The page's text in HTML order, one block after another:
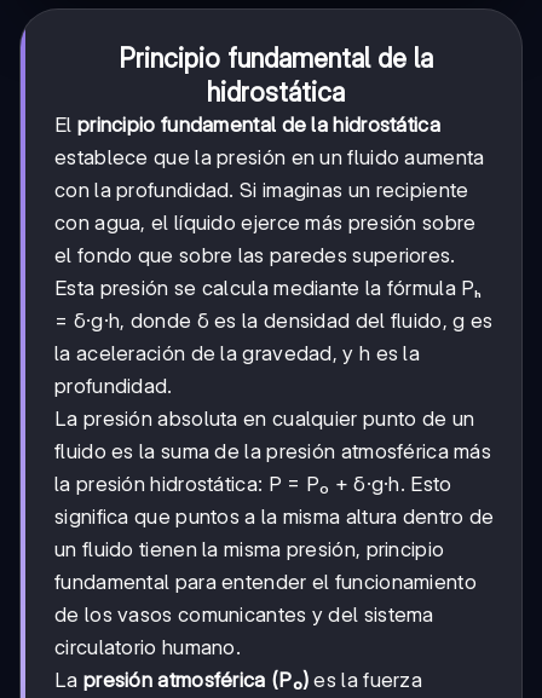
Principio fundamental de la
hidrostática
El principio fundamental de la hidrostática
establece que la presión en un fluido aumenta
con la profundidad. Si imaginas un recipiente
con agua, el líquido ejerce más presión sobre
el fondo que sobre las paredes superiores.
Esta presión se calcula mediante la fórmula Pₕ
= δ·g·h, donde δ es la densidad del fluido, g es
la aceleración de la gravedad, y h es la
profundidad.
La presión absoluta en cualquier punto de un
fluido es la suma de la presión atmosférica más
la presión hidrostática: P = P₀ + δ·g·h. Esto
significa que puntos a la misma altura dentro de
un fluido tienen la misma presión, principio
fundamental para entender el funcionamiento
de los vasos comunicantes y del sistema
circulatorio humano.
La presión atmosférica (P₀) es la fuerza